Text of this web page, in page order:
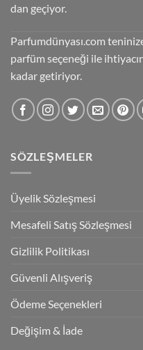
dan geçiyor.
Parfumdünyası.com
parfüm seçeneği ile
kadar getiriyor.
SÖZLEŞMELER
Üyelik Sözleşmesi
Mesafeli Satış Sözleşmesi
Gizlilik Politikası
Güvenli Alışveriş
Ödeme Seçenekleri
Değişim & İade